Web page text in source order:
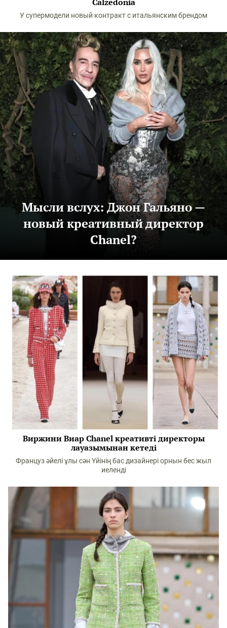
У супермодели новый контракт с итальянским брендом
Мысли вслух: Джон Гальяно —
новый креативный директор
Chanel?
Виржини Виар Chanel креативті директоры
лауазымынан кетеді
Француз әйелі ұлы сән Үйінің бас дизайнері орнын бес жыл
иеленді